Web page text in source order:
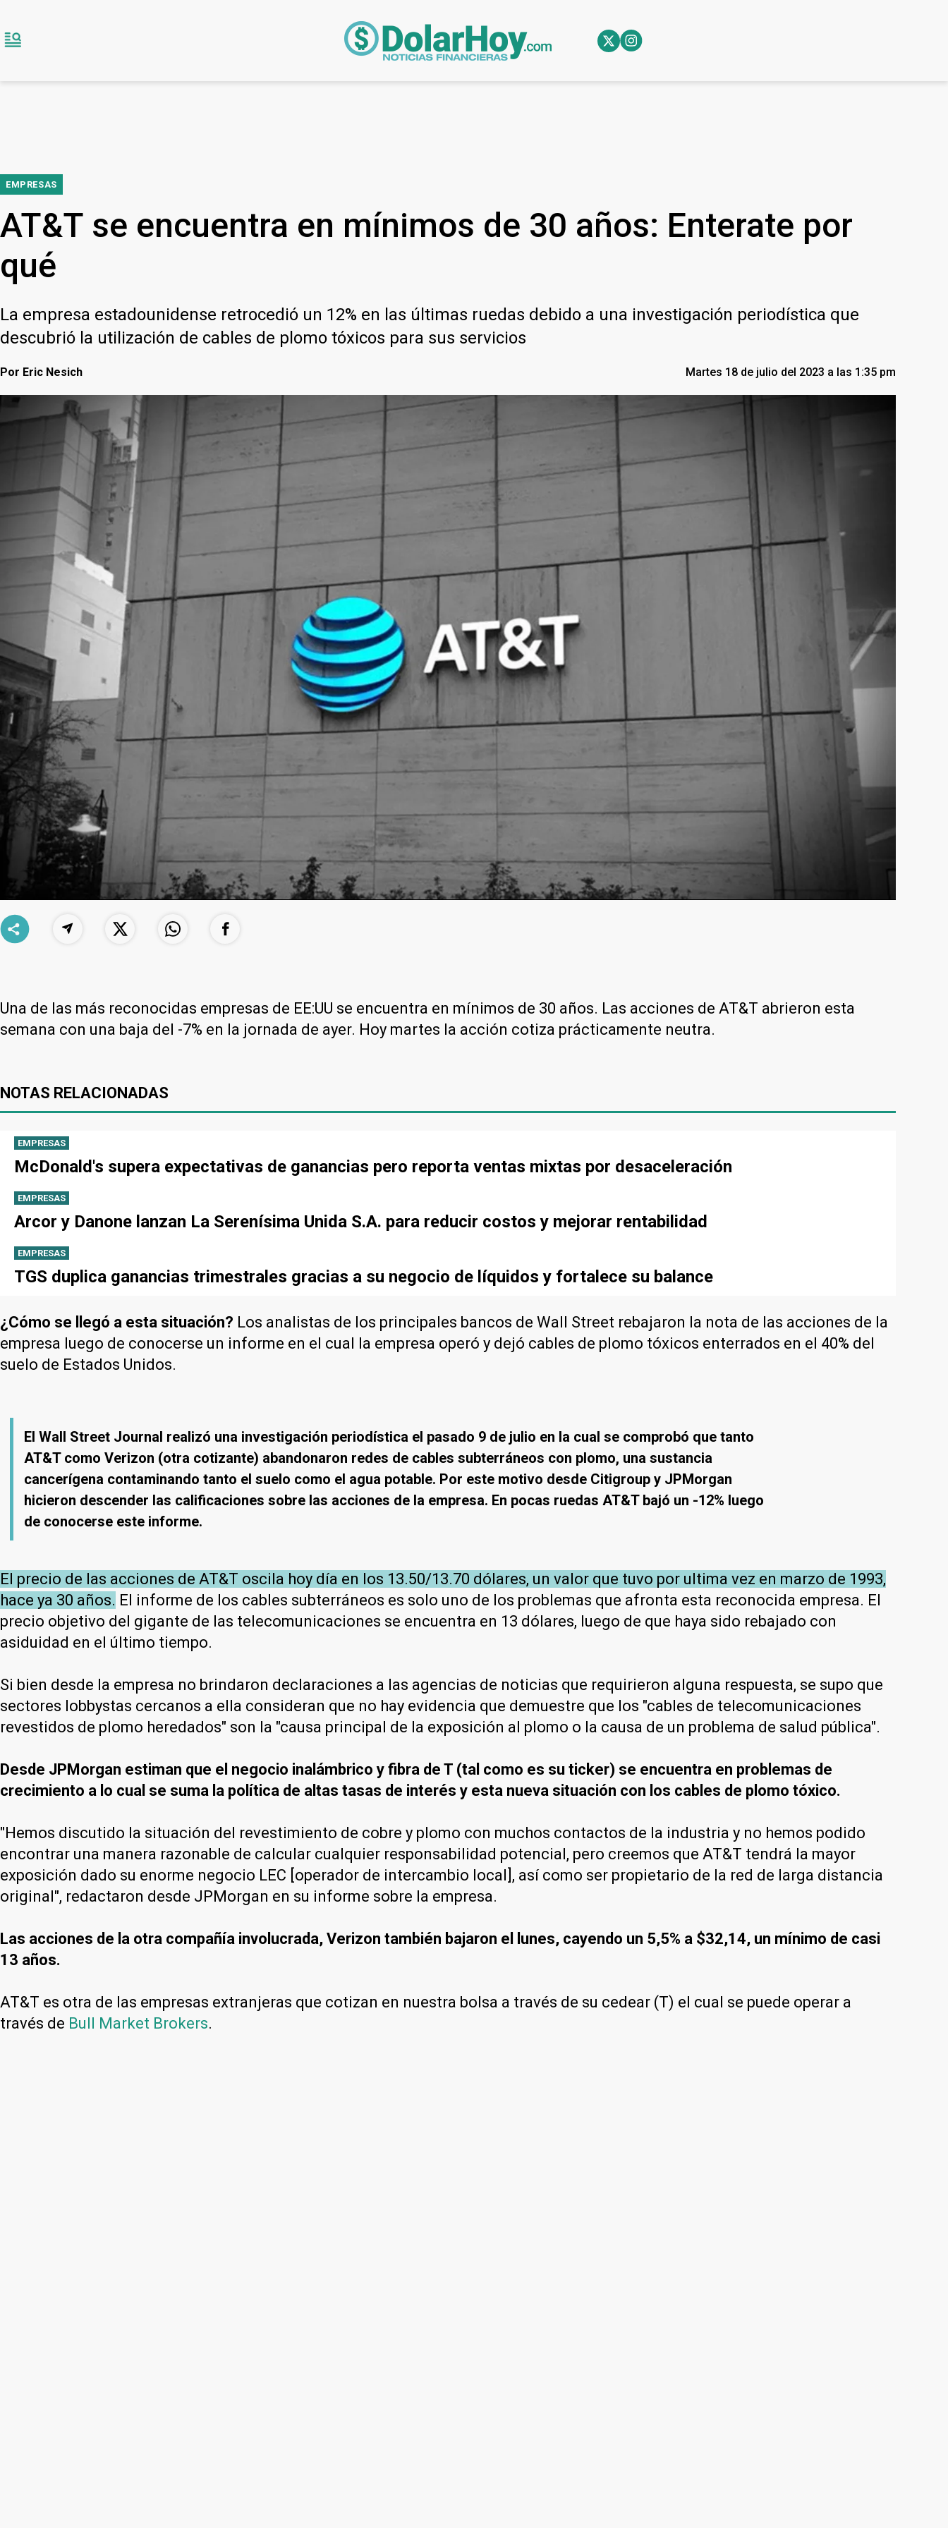
EMPRESAS
AT&T se encuentra en mínimos de 30 años: Enterate por
qué
La empresa estadounidense retrocedió un 12% en las últimas ruedas debido a una investigación periodística que
descubrió la utilización de cables de plomo tóxicos para sus servicios
Por Eric Nesich Martes 18 de julio del 2023 a las 1:35 pm
Una de las más reconocidas empresas de EE:UU se encuentra en mínimos de 30 años. Las acciones de AT&T abrieron esta
semana con una baja del -7% en la jornada de ayer. Hoy martes la acción cotiza prácticamente neutra.
NOTAS RELACIONADAS
EMPRESAS
McDonald's supera expectativas de ganancias pero reporta ventas mixtas por desaceleración
EMPRESAS
Arcor y Danone lanzan La Serenísima Unida S.A. para reducir costos y mejorar rentabilidad
EMPRESAS
TGS duplica ganancias trimestrales gracias a su negocio de líquidos y fortalece su balance
¿Cómo se llegó a esta situación? Los analistas de los principales bancos de Wall Street rebajaron la nota de las acciones de la
empresa luego de conocerse un informe en el cual la empresa operó y dejó cables de plomo tóxicos enterrados en el 40% del
suelo de Estados Unidos.
El Wall Street Journal realizó una investigación periodística el pasado 9 de julio en la cual se comprobó que tanto
AT&T como Verizon (otra cotizante) abandonaron redes de cables subterráneos con plomo, una sustancia
cancerígena contaminando tanto el suelo como el agua potable. Por este motivo desde Citigroup y JPMorgan
hicieron descender las calificaciones sobre las acciones de la empresa. En pocas ruedas AT&T bajó un -12% luego
de conocerse este informe.
El precio de las acciones de AT&T oscila hoy día en los 13.50/13.70 dólares, un valor que tuvo por ultima vez en marzo de 1993,
hace ya 30 años. El informe de los cables subterráneos es solo uno de los problemas que afronta esta reconocida empresa. El
precio objetivo del gigante de las telecomunicaciones se encuentra en 13 dólares, luego de que haya sido rebajado con
asiduidad en el último tiempo.
Si bien desde la empresa no brindaron declaraciones a las agencias de noticias que requirieron alguna respuesta, se supo que
sectores lobbystas cercanos a ella consideran que no hay evidencia que demuestre que los "cables de telecomunicaciones
revestidos de plomo heredados" son la "causa principal de la exposición al plomo o la causa de un problema de salud pública".
Desde JPMorgan estiman que el negocio inalámbrico y fibra de T (tal como es su ticker) se encuentra en problemas de
crecimiento a lo cual se suma la política de altas tasas de interés y esta nueva situación con los cables de plomo tóxico.
"Hemos discutido la situación del revestimiento de cobre y plomo con muchos contactos de la industria y no hemos podido
encontrar una manera razonable de calcular cualquier responsabilidad potencial, pero creemos que AT&T tendrá la mayor
exposición dado su enorme negocio LEC [operador de intercambio local], así como ser propietario de la red de larga distancia
original", redactaron desde JPMorgan en su informe sobre la empresa.
Las acciones de la otra compañía involucrada, Verizon también bajaron el lunes, cayendo un 5,5% a $32,14, un mínimo de casi
13 años.
AT&T es otra de las empresas extranjeras que cotizan en nuestra bolsa a través de su cedear (T) el cual se puede operar a
través de Bull Market Brokers.